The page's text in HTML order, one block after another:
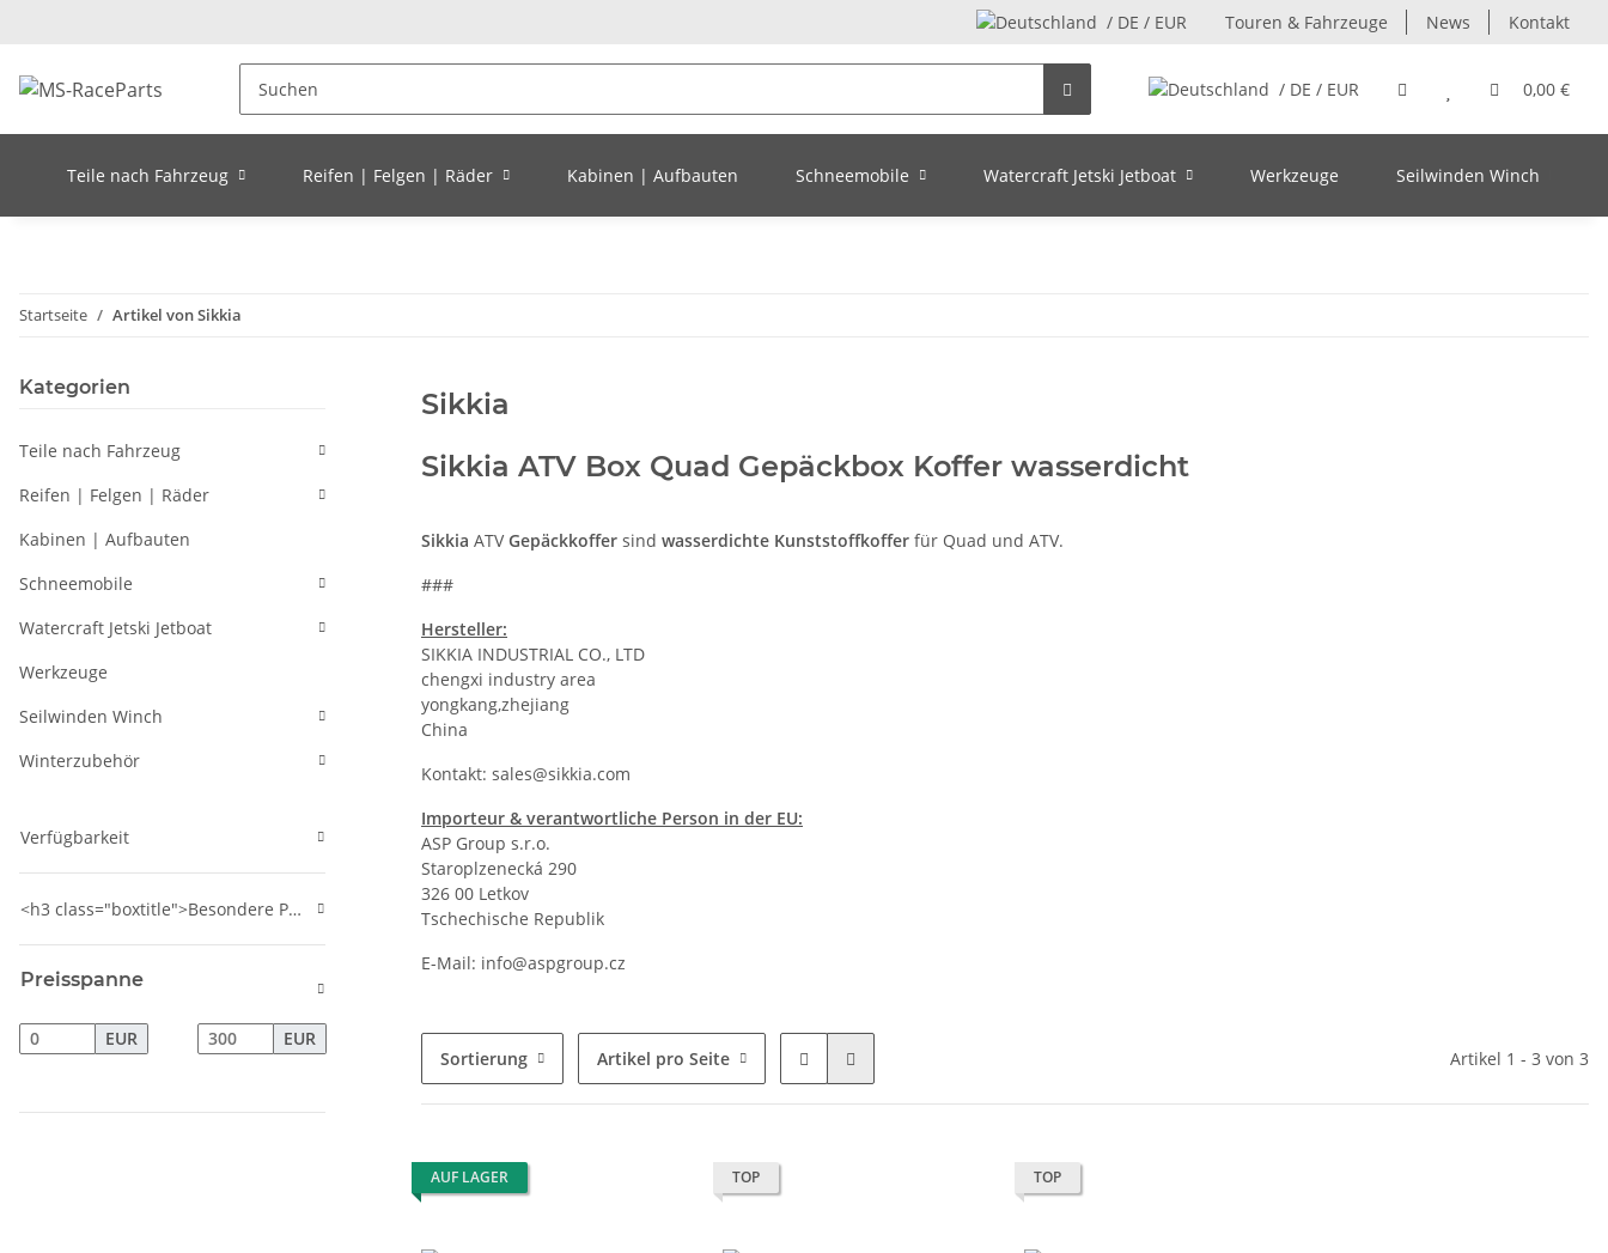
/ DE / EUR Touren & Fahrzeuge News Kontakt
/ DE / EUR 0,00 €
Teile nach Fahrzeug Reifen | Felgen | Räder Kabinen | Aufbauten Schneemobile Watercraft Jetski Jetboat Werkzeuge Seilwinden Winch
Startseite Artikel von Sikkia
Sikkia
Sikkia ATV Box Quad Gepäckbox Koffer wasserdicht
Sikkia ATVGepäckkoffer sind wasserdichte Kunststoffkoffer für Quad und ATV.
###
Hersteller:
SIKKIA INDUSTRIAL CO., LTD
chengxi industry area
yongkang,zhejiang
China
Kontakt: sales@sikkia.com
Importeur & verantwortliche Person in der EU:
ASP Group s.r.o.
Staroplzenecká 290
326 00 Letkov
Tschechische Republik
E-Mail: info@aspgroup.cz
Sortierung Artikel pro Seite Artikel 1 - 3 von 3
AUF LAGER TOP TOP
Kategorien
Teile nach Fahrzeug
Reifen | Felgen | Räder
Kabinen | Aufbauten
Schneemobile
Watercraft Jetski Jetboat
Werkzeuge
Seilwinden Winch
Winterzubehör
Verfügbarkeit
<h3 class="boxtitle">Besondere Produkte</h3>
Preisspanne
EUR EUR